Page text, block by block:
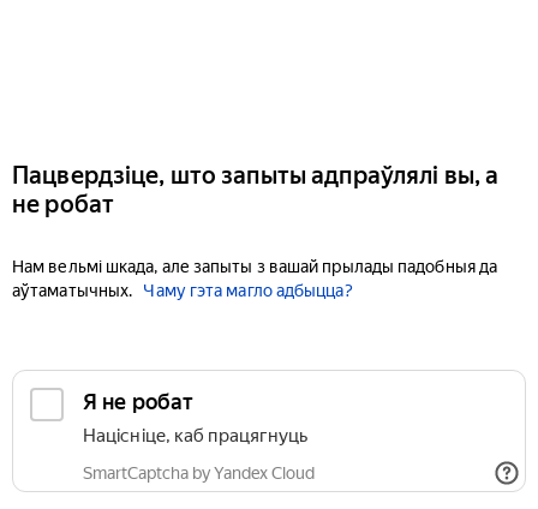
Пацвердзіце, што запыты адпраўлялі вы, а
не робат
Нам вельмі шкада, але запыты з вашай прылады падобныя да
аўтаматычных.
Чаму гэта магло адбыцца?
Я не робат
Націсніце, каб працягнуць
SmartCaptcha by Yandex Cloud